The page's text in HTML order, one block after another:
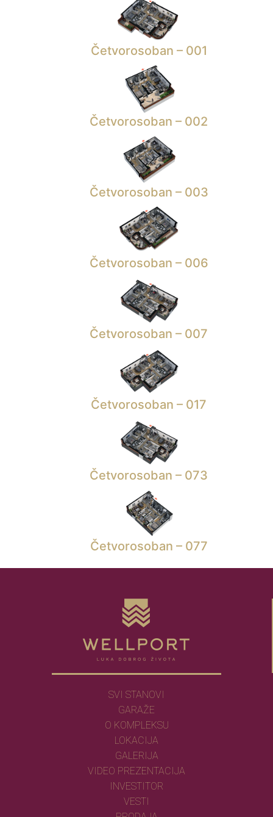
Četvorosoban – 001
Četvorosoban – 002
Četvorosoban – 003
Četvorosoban – 006
Četvorosoban – 007
Četvorosoban – 017
Četvorosoban – 073
Četvorosoban – 077
SVI STANOVI
GARAŽE
O KOMPLEKSU
LOKACIJA
GALERIJA
VIDEO PREZENTACIJA
INVESTITOR
VESTI